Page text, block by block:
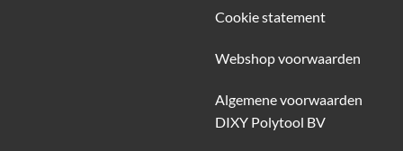
Cookie statement
Webshop voorwaarden
Algemene voorwaarden
DIXY Polytool BV